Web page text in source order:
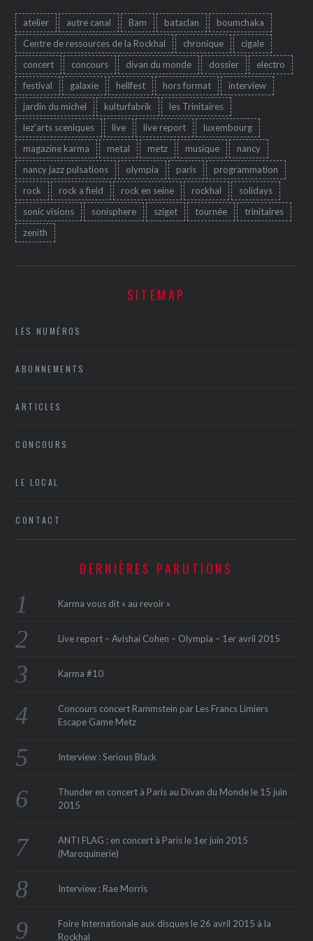
atelier autre canal Bam bataclan
boumchaka
Centre de ressources de la Rockhal
chronique
cigale
concert
concours divan du monde dossier
electro
festival
galaxie hellfest hors format
interview
jardin du michel
kulturfabrik
les Trinitaires
lez'arts sceniques
live live report
luxembourg
magazine karma
metal metz musique
nancy
nancy jazz pulsations
olympia paris
programmation
rock
rock a field rock en seine rockhal
solidays
sonic visions
sonisphere sziget tournée
trinitaires
zenith
SITEMAP
LES NUMÉROS
ABONNEMENTS
ARTICLES
CONCOURS
LE LOCAL
CONTACT
DERNIÈRES PARUTIONS
Karma vous dit « au revoir »
Live report – Avishai Cohen – Olympia – 1er avril 2015
Karma #10
Concours concert Rammstein par Les Francs Limiers
Escape Game Metz
Interview : Serious Black
Thunder en concert à Paris au Divan du Monde le 15 juin
2015
ANTI FLAG : en concert à Paris le 1er juin 2015
(Maroquinerie‏)
Interview : Rae Morris
Foire Internationale aux disques le 26 avril 2015 à la
Rockhal